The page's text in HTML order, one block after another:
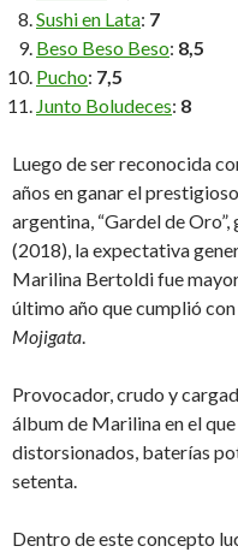
Sushi en Lata: 7
Beso Beso Beso: 8,5
Pucho: 7,5
Junto Boludeces: 8
Luego de ser reconocida
años en ganar el
argentina, “Gardel de
(2018), la expectativa
Marilina Bertoldi fue
último año que cumplió
Mojigata.
Provocador, crudo y
álbum de Marilina en el
distorsionados, baterías
setenta.
Dentro de este concepto